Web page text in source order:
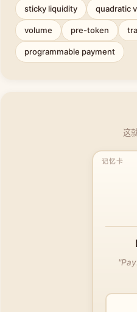
sticky liquidity quadratic
volume pre-token
programmable payment
这